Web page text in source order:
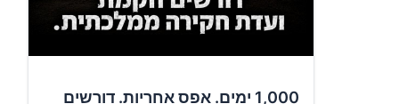
1,000 ימים. אפס אחריות. דורשים